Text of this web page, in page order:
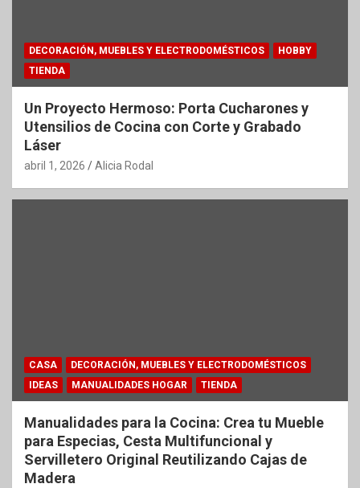
DECORACIÓN, MUEBLES Y ELECTRODOMÉSTICOS
HOBBY
TIENDA
Un Proyecto Hermoso: Porta Cucharones y
Utensilios de Cocina con Corte y Grabado
Láser
abril 1, 2026 Alicia Rodal
CASA
DECORACIÓN, MUEBLES Y ELECTRODOMÉSTICOS
IDEAS
MANUALIDADES HOGAR TIENDA
Manualidades para la Cocina: Crea tu Mueble
para Especias, Cesta Multifuncional y
Servilletero Original Reutilizando Cajas de
Madera